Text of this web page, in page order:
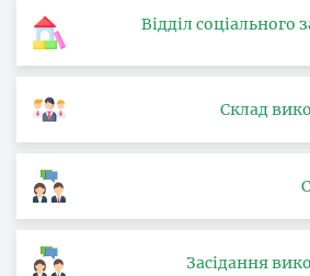
Відділ соціального
Склад
Засідання